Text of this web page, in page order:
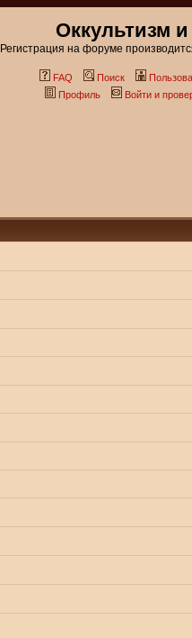
Оккультизм
Регистрация на форуме
FAQ Поиск
Профиль
Войти и